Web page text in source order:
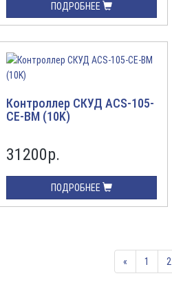
ПОДРОБНЕЕ
Контроллер СКУД ACS-105-
CE-BM (10K)
31200р.
ПОДРОБНЕЕ
« 1 2